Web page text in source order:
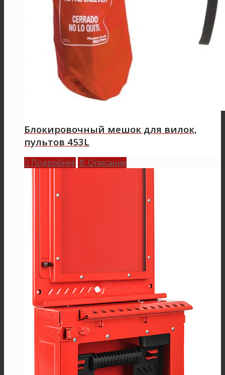
Блокировочный мешок для вилок,
пультов 453L
 Подробнее 📄 Описание